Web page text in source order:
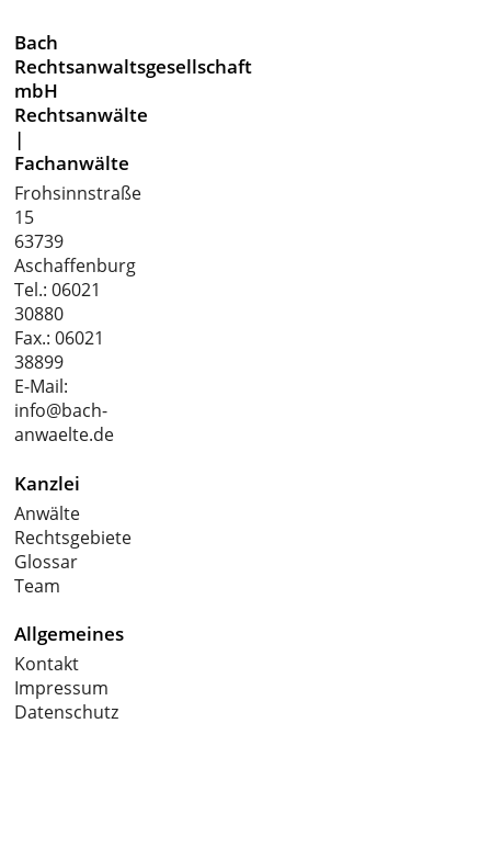
Bach
Rechtsanwaltsgesellschaft
mbH
Rechtsanwälte
|
Fachanwälte
Frohsinnstraße
15
63739
Aschaffenburg
Tel.:06021
30880
Fax.: 06021
38899
E-Mail:
info@bach-
anwaelte.de
Kanzlei
Anwälte
Rechtsgebiete
Glossar
Team
Allgemeines
Kontakt
Impressum
Datenschutz